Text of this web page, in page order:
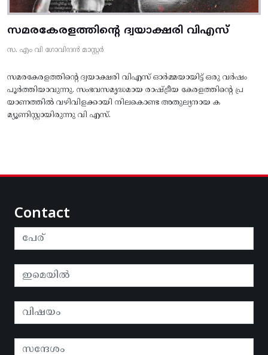
സമരകേരളത്തിൻ്റെ ദ്വയാക്ഷരി വിഎസ്
സ. എം വി ഗോവിന്ദൻ മാസ്റ്റർ
സമരകേരളത്തിൻ്റെ ദ്വയാക്ഷരി വിഎസ് ഓർമ്മയായിട്ട് ഒരു വർഷം
പൂർത്തിയാവുന്നു. സംഭവസമൃദ്ധമായ രാഷ്ട്രീയ കേരളത്തിന്റെ പ്ര
യാണത്തിൽ വഴിവിളക്കായി നിലകൊണ്ട അതുല്യനായ ക
മ്യൂണിസ്റ്റായിരുന്നു വി എസ്.
Contact